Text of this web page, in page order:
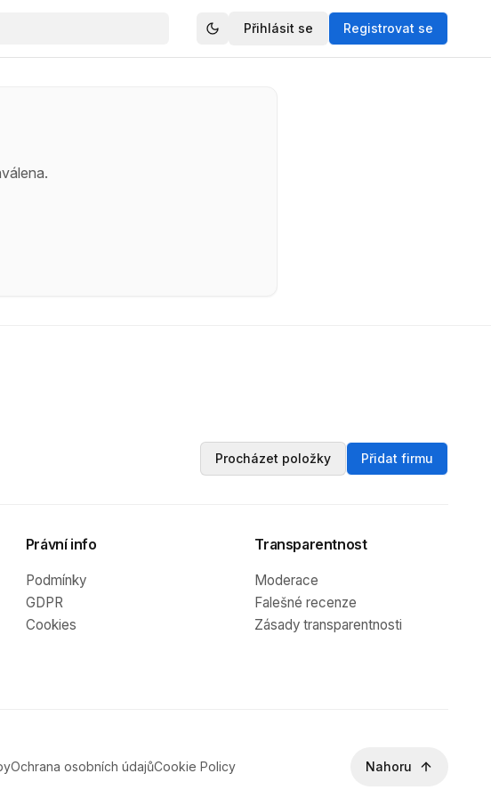
Přihlásit se Registrovat se
Procházet položky Přidat firmu
Právní info
Podmínky
GDPR
Cookies
Transparentnost
Moderace
Falešné recenze
Zásady transparentnosti
Ochrana osobních údajůCookie Policy Nahoru